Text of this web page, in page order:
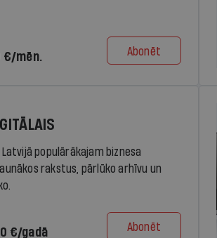
€/mēn. Abonēt
populārākajam biznesa
rakstus, pārlūko arhīvu un
€/gadā Abonēt